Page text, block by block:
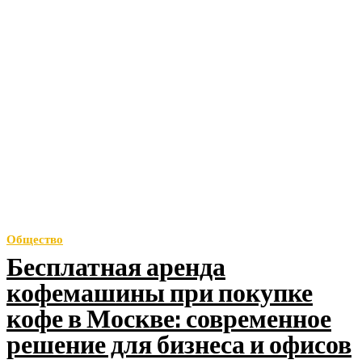
Общество
Бесплатная аренда
кофемашины при покупке
кофе в Москве: современное
решение для бизнеса и офисов